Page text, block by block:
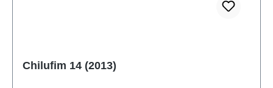
Chilufim 14 (2013)